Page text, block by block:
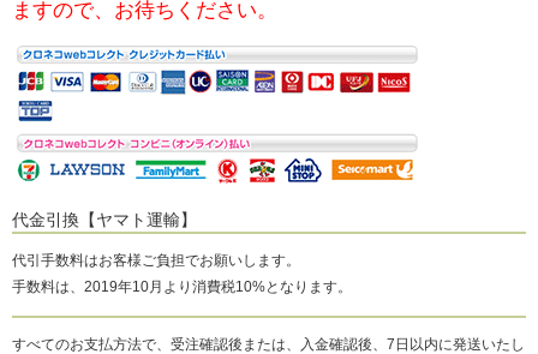
ますので、お待ちください。
代金引換【ヤマト運輸】
代引手数料はお客様ご負担でお願いします。
手数料は、2019年10月より消費税10%となります。
すべてのお支払方法で、受注確認後または、入金確認後、7日以内に発送いたし